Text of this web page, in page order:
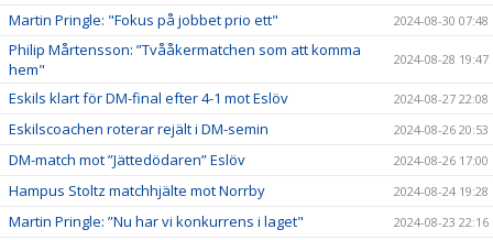
Martin Pringle: "Fokus på jobbet prio ett" 2024-08-30 07:48
Philip Mårtensson: ”Tvååkermatchen som att komma
hem"
2024-08-28 19:47
Eskils klart för DM-final efter 4-1 mot Eslöv 2024-08-27 22:08
Eskilscoachen roterar rejält i DM-semin 2024-08-26 20:53
DM-match mot ”Jättedödaren” Eslöv 2024-08-26 17:00
Hampus Stoltz matchhjälte mot Norrby 2024-08-24 19:28
Martin Pringle: ”Nu har vi konkurrens i laget" 2024-08-23 22:16